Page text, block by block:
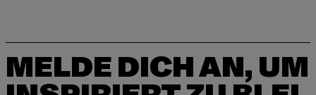
MELDE DICH AN, UM